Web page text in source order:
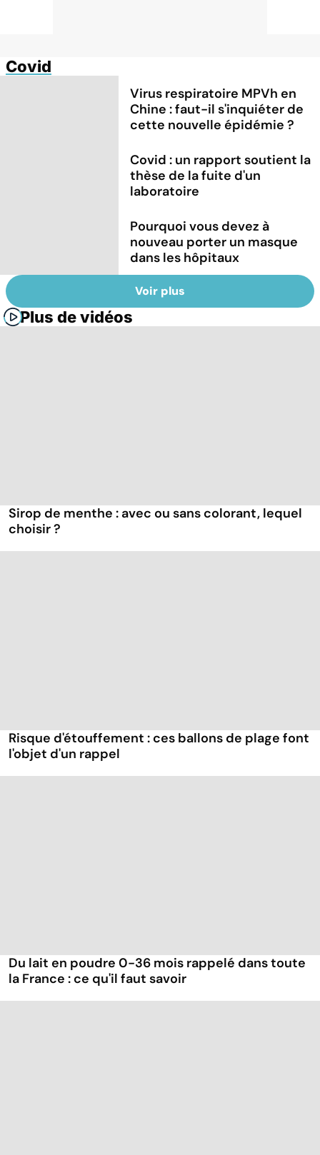
Covid
Virus respiratoire MPVh en
Chine : faut-il s'inquiéter de
cette nouvelle épidémie ?
Covid : un rapport soutient la
thèse de la fuite d'un
laboratoire
Pourquoi vous devez à
nouveau porter un masque
dans les hôpitaux
Voir plus
Plus de vidéos
Sirop de menthe : avec ou sans colorant, lequel
choisir ?
Risque d'étouffement : ces ballons de plage font
l'objet d'un rappel
Du lait en poudre 0-36 mois rappelé dans toute
la France : ce qu'il faut savoir